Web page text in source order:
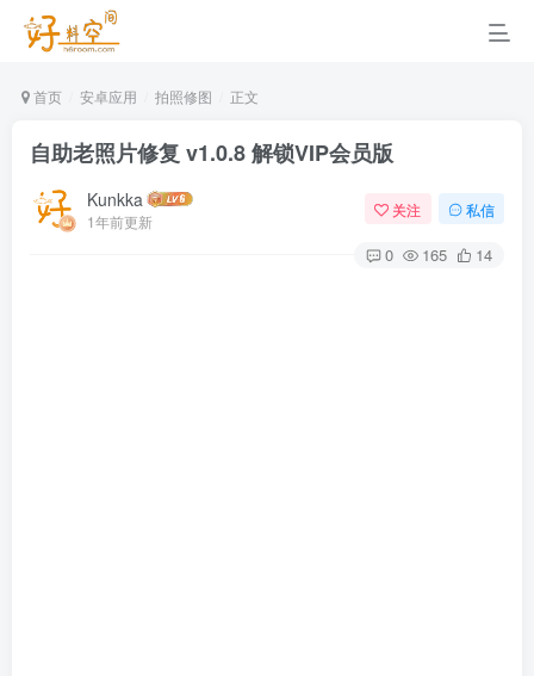
首页 安卓应用 拍照修图 正文
自助老照片修复 v1.0.8 解锁VIP会员版
Kunkka
1年前更新
关注 私信
0 165 14